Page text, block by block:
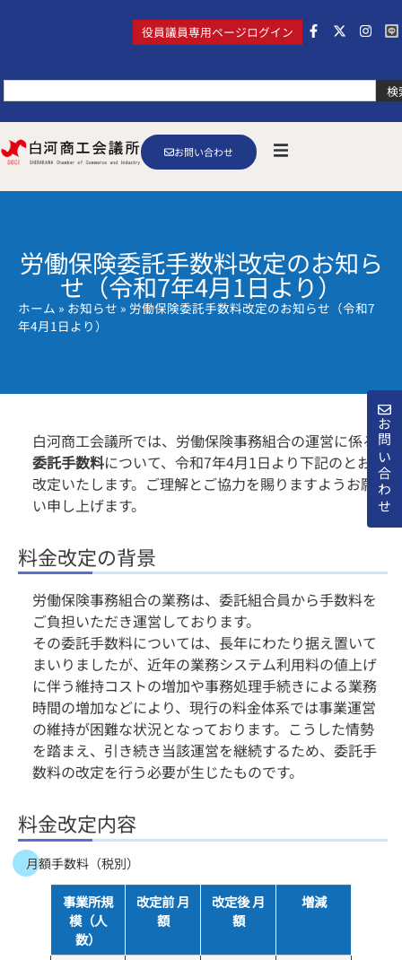
検
役員議員専用ページログイン
お問い合わせ
お問い合わせ
労働保険委託手数料改定のお知ら
せ（令和7年4月1日より）
ホーム » お知らせ » 労働保険委託手数料改定のお知らせ（令和7
年4月1日より）
白河商工会議所では、労働保険事務組合の運営に係る
委託手数料について、令和7年4月1日より下記のとおり
改定いたします。ご理解とご協力を賜りますようお願
い申し上げます。
料金改定の背景
労働保険事務組合の業務は、委託組合員から手数料を
ご負担いただき運営しております。
その委託手数料については、長年にわたり据え置いて
まいりましたが、近年の業務システム利用料の値上げ
に伴う維持コストの増加や事務処理手続きによる業務
時間の増加などにより、現行の料金体系では事業運営
の維持が困難な状況となっております。こうした情勢
を踏まえ、引き続き当該運営を継続するため、委託手
数料の改定を行う必要が生じたものです。
料金改定内容
月額手数料（税別）
事業所規
模（人
数）
改定前 月
額
改定後 月
額
増減